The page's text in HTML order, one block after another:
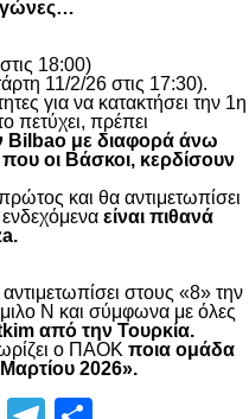
18:00)
11/2/26 στις 17:30).
για να κατακτήσει την 1η
πετύχει, πρέπει
Bilbao με διαφορά άνω
οι Βάσκοι, κερδίσουν
και θα αντιμετωπίσει
είναι πιθανά
στους «8» την
Ν και σύμφωνα με όλες
από την Τουρκία.
ο ΠΑΟΚ ποια ομάδα
Μαρτίου 2026».